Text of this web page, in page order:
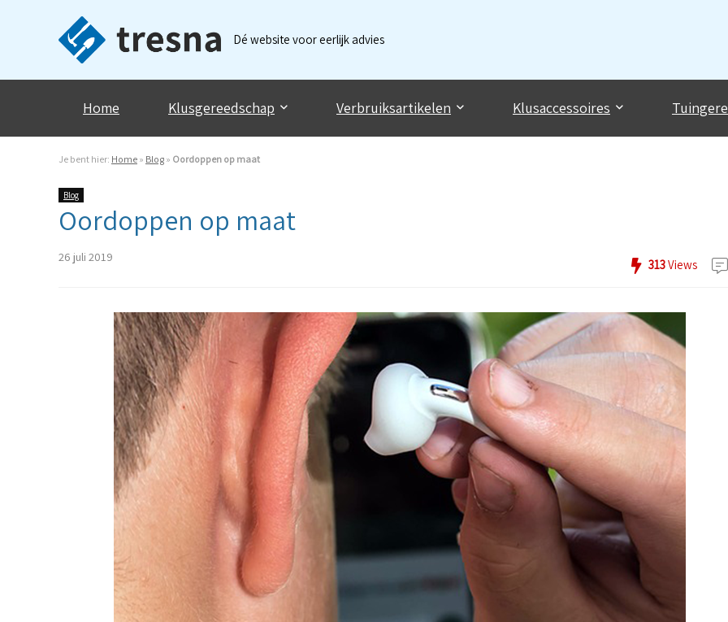
Dé website voor eerlijk advies
Home Klusgereedschap Verbruiksartikelen Klusaccessoires
Je bent hier: Home » Blog » Oordoppen op maat
Blog
Oordoppen op maat
26 juli 2019
313Views